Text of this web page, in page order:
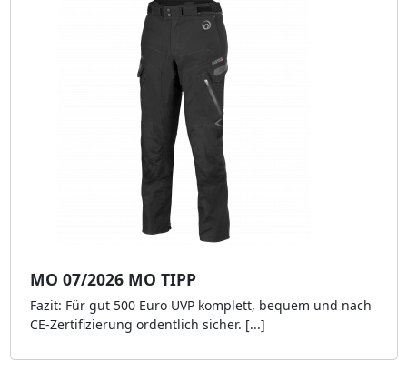
MO 07/2026 MO TIPP
Fazit: Für gut 500 Euro UVP komplett, bequem und nach
CE-Zertifizierung ordentlich sicher. [...]